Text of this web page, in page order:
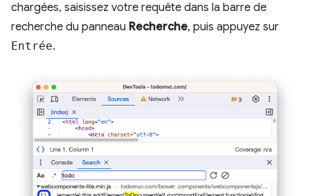
chargées, saisissez votre requête dans la barre de
recherche du panneau Recherche, puis appuyez sur
Entrée.